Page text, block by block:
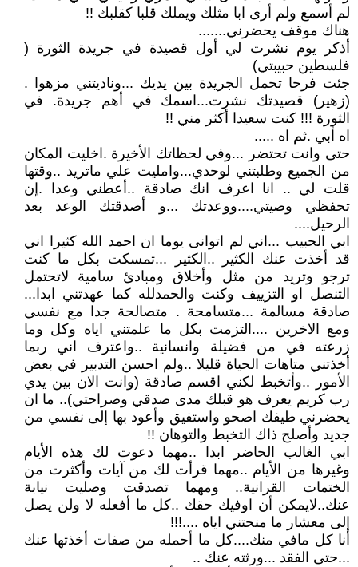
لم أسمع ولم أرى ابا مثلك ويملك قلبا كقلبك !!
هناك موقف يحضرني.......
أذكر يوم نشرت لي أول قصيدة في جريدة الثورة (
فلسطين حبيبتي)
جئت فرحا تحمل الجريدة بين يديك ...وناديتني مزهوا .
(زهير) قصيدتك نشرت...اسمك في أهم جريدة. في
الثورة !!! كنت سعيدا أكثر مني !!
اه أبي .ثم اه .....
حتى وانت تحتضر ...وفي لحظاتك الأخيرة .اخليت المكان
من الجميع وطلبتني لوحدي...وامليت علي ماتريد ..وقتها
قلت لي .. انا اعرف انك صادقة ..أعطني وعدا .إن
تحفظي وصيتي....ووعدتك ...و أصدقتك الوعد بعد
الرحيل....
ابي الحبيب ...اني لم اتوانى يوما ان احمد الله كثيرا اني
قد أخذت عنك الكثير ..الكثير ...تمسكت بكل ما كنت
ترجو وتريد من مثل وأخلاق ومبادئ سامية لاتحتمل
التنصل او التزييف وكنت والحمدلله كما عهدتني ابدا...
صادقة مسالمة ...متسامحة . متصالحة جدا مع نفسي
ومع الاخرين ....التزمت بكل ما علمتني اياه وكل وما
زرعته في من فضيلة وانسانية ..واعترف اني ربما
أخذتني متاهات الحياة قليلا ..ولم احسن التدبير في بعض
الأمور ..وأتخبط لكني اقسم صادقة (وانت الان بين يدي
رب كريم يعرف هو قبلك مدى صدقي وصراحتي).. ما ان
يحضرني طيفك اصحو واستفيق وأعود بها إلى نفسي من
جديد وأصلح ذاك التخبط والتوهان !!
ابي الغالب الحاضر ابدا ..مهما دعوت لك هذه الأيام
وغيرها من الأيام ..مهما قرأت لك من آيات وأكثرت من
الختمات القرانية.. ومهما تصدقت وصليت نيابة
عنك..لايمكن أن اوفيك حقك ..كل ما أفعله لا ولن يصل
إلى معشار ما منحتني اياه ....!!!
أنا كل مافي منك....كل ما أحمله من صفات أخذتها عنك
...حتى الفقد ...ورثته عنك ..